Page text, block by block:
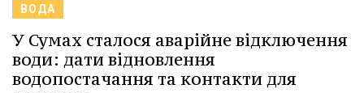
ВОДА
У Сумах сталося аварійне відключення
води: дати відновлення
водопостачання та контакти для